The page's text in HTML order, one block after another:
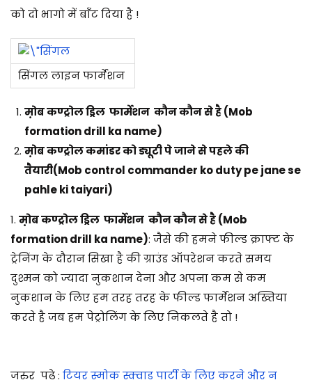
को दो भागो में बाँट दिया है !
सिंगल लाइन फार्मेशन
म़ोब कण्ट्रोल ड्रिल फार्मेशन कौन कौन से है (Mob
formation drill ka name)
म़ोब कण्ट्रोल कमांडर को ड्यूटी पे जाने से पहले की
तैयारी(Mob control commander ko duty pe jane se
pahle ki taiyari)
1. म़ोब कण्ट्रोल ड्रिल फार्मेशन कौन कौन से है (Mob
formation drill ka name): जैसे की हमने फील्ड क्राफ्ट के
ट्रेनिंग के दौरान सिखा है की ग्राउंड ऑपरेशन करते समय
दुश्मन को ज्यादा नुकशान देना और अपना कम से कम
नुकशान के लिए हम तरह तरह के फील्ड फार्मेशन अख्तिया
करते है जब हम पेट्रोलिंग के लिए निकलते है तो !
जरुर पढ़े : टियर स्मोक स्क्वाड पार्टी के लिए करने और न